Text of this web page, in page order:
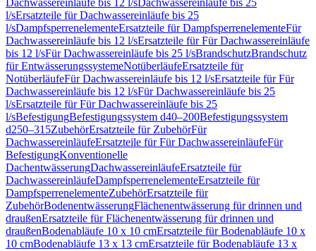
Dachwassereinläufe bis 12 l/sDachwassereinläufe bis 25
l/sErsatzteile für Dachwassereinläufe bis 25
l/sDampfsperrenelementeErsatzteile für DampfsperrenelementeFür
Dachwassereinläufe bis 12 l/sErsatzteile für Für Dachwassereinläufe
bis 12 l/sFür Dachwassereinläufe bis 25 l/sBrandschutzBrandschutz
für EntwässerungssystemeNotüberläufeErsatzteile für
NotüberläufeFür Dachwassereinläufe bis 12 l/sErsatzteile für Für
Dachwassereinläufe bis 12 l/sFür Dachwassereinläufe bis 25
l/sErsatzteile für Für Dachwassereinläufe bis 25
l/sBefestigungBefestigungssystem d40–200Befestigungssystem
d250–315ZubehörErsatzteile für ZubehörFür
DachwassereinläufeErsatzteile für Für DachwassereinläufeFür
BefestigungKonventionelle
DachentwässerungDachwassereinläufeErsatzteile für
DachwassereinläufeDampfsperrenelementeErsatzteile für
DampfsperrenelementeZubehörErsatzteile für
ZubehörBodenentwässerungFlächenentwässerung für drinnen und
draußenErsatzteile für Flächenentwässerung für drinnen und
draußenBodenabläufe 10 x 10 cmErsatzteile für Bodenabläufe 10 x
10 cmBodenabläufe 13 x 13 cmErsatzteile für Bodenabläufe 13 x